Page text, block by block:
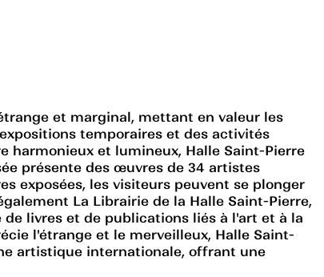
et marginal, mettant en valeur les
temporaires et des activités
harmonieux et lumineux, Halle Saint-Pierre
présente des œuvres de 34 artistes
exposées, les visiteurs peuvent se plonger
La Librairie de la Halle Saint-Pierre,
livres et de publications liés à l'art et à la
l'étrange et le merveilleux, Halle Saint-
artistique internationale, offrant une